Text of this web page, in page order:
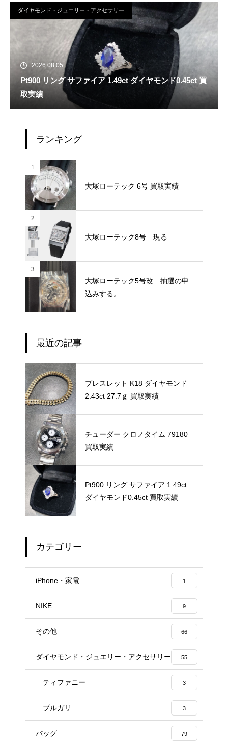
ダイヤモンド・ジュエリー・アクセサリー
2026.08.05
Pt900 リング サファイア 1.49ct ダイヤモンド0.45ct 買
取実績
ランキング
1
大塚ローテック 6号 買取実績
2
大塚ローテック8号 現る
3
大塚ローテック5号改 抽選の申
込みする。
最近の記事
ブレスレット K18 ダイヤモンド
2.43ct 27.7ｇ 買取実績
チューダー クロノタイム 79180
買取実績
Pt900 リング サファイア 1.49ct
ダイヤモンド0.45ct 買取実績
カテゴリー
iPhone・家電 1
NIKE 9
その他 66
ダイヤモンド・ジュエリー・アクセサリー 55
ティファニー 3
ブルガリ 3
バッグ 79